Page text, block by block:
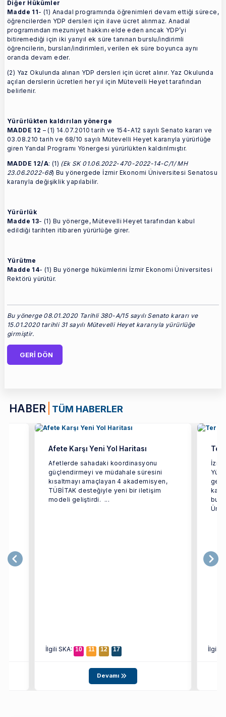
Diğer Hükümler
Madde 11- (1) Anadal programında öğrenimleri devam ettiği sürece,
öğrencilerden YDP dersleri için ilave ücret alınmaz. Anadal
programından mezuniyet hakkını elde eden ancak YDP’yi
bitiremediği için iki yarıyıl ek süre tanınan burslu/indirimli
öğrencilerin, bursları/indirimleri, verilen ek süre boyunca aynı
oranda devam eder.
(2) Yaz Okulunda alınan YDP dersleri için ücret alınır. Yaz Okulunda
açılan derslerin ücretleri her yıl için Mütevelli Heyet tarafından
belirlenir.
Yürürlükten kaldırılan yönerge
MADDE 12 – (1) 14.07.2010 tarih ve 154-A12 sayılı Senato kararı ve
03.08.210 tarih ve 68/10 sayılı Mütevelli Heyet kararıyla yürürlüğe
giren Yandal Programı Yönergesi yürürlükten kaldırılmıştır.
MADDE 12/A: (1) (Ek SK 01.06.2022-470-2022-14-C/1/ MH
23.06.2022-68) Bu yönergede İzmir Ekonomi Üniversitesi Senatosu
kararıyla değişiklik yapılabilir.
Yürürlük
Madde 13- (1) Bu yönerge, Mütevelli Heyet tarafından kabul
edildiği tarihten itibaren yürürlüğe girer.
Yürütme
Madde 14- (1) Bu yönerge hükümlerini İzmir Ekonomi Üniversitesi
Rektörü yürütür.
Bu yönerge 08.01.2020 Tarihli 380-A/15 sayılı Senato kararı ve
15.01.2020 tarihli 31 sayılı Mütevelli Heyet kararıyla yürürlüğe
girmiştir.
GERİ DÖN
HABER TÜM HABERLER
Afete Karşı Yeni Yol Haritası
Afetlerde sahadaki koordinasyonu
güçlendirmeyi ve müdahale süresini
kısaltmayı amaçlayan 4 akademisyen,
TÜBİTAK desteğiyle yeni bir iletişim
modeli geliştirdi. ...
İlgili SKA: 10 11 12 17
Devamı
İlgili